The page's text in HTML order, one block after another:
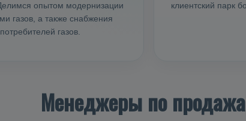
опытом модернизации
газов, а также снабжения
газов.
клиентский парк
Менеджеры по